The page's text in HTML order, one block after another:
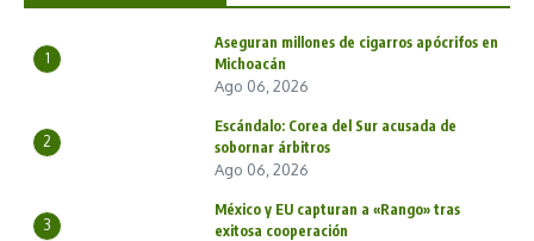
1
Aseguran millones de cigarros apócrifos en
Michoacán
Ago 06, 2026
2
Escándalo: Corea del Sur acusada de
sobornar árbitros
Ago 06, 2026
3
México y EU capturan a «Rango» tras
exitosa cooperación